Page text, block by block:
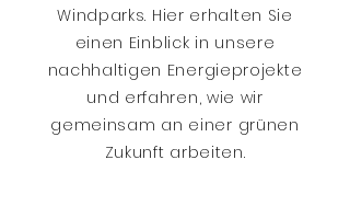
Windparks. Hier erhalten Sie
einen Einblick in unsere
nachhaltigen Energieprojekte
und erfahren, wie wir
gemeinsam an einer grünen
Zukunft arbeiten.